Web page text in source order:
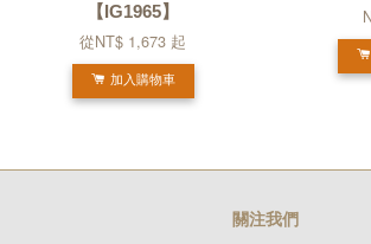
【IG1965】
從NT$ 1,673 起
加入購物車
關注我們